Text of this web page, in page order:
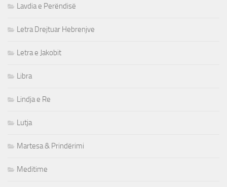
Lavdia e Perëndisë
Letra Drejtuar Hebrenjve
Letra e Jakobit
Libra
Lindja e Re
Lutja
Martesa & Prindërimi
Meditime